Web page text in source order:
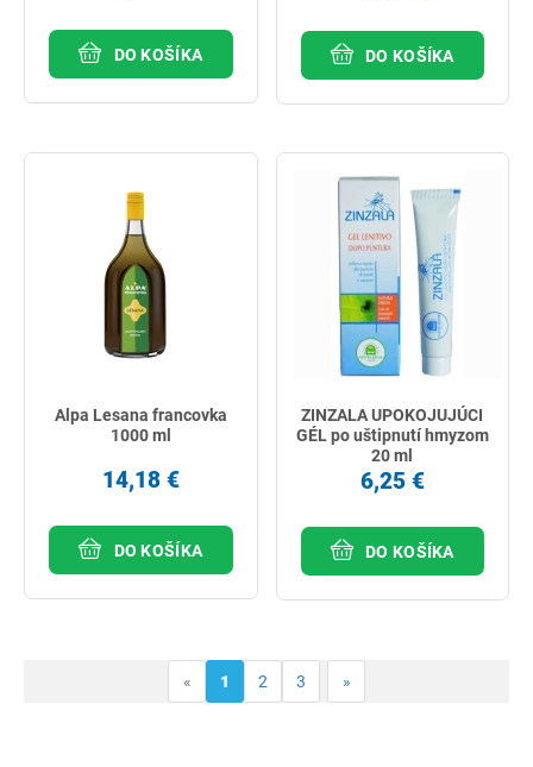
DO KOŠÍKA DO KOŠÍKA
Alpa Lesana francovka
1000 ml
14,18 €
DO KOŠÍKA
ZINZALA UPOKOJUJÚCI
GÉL po uštipnutí hmyzom
20 ml
6,25 €
DO KOŠÍKA
« 1 2 3 »